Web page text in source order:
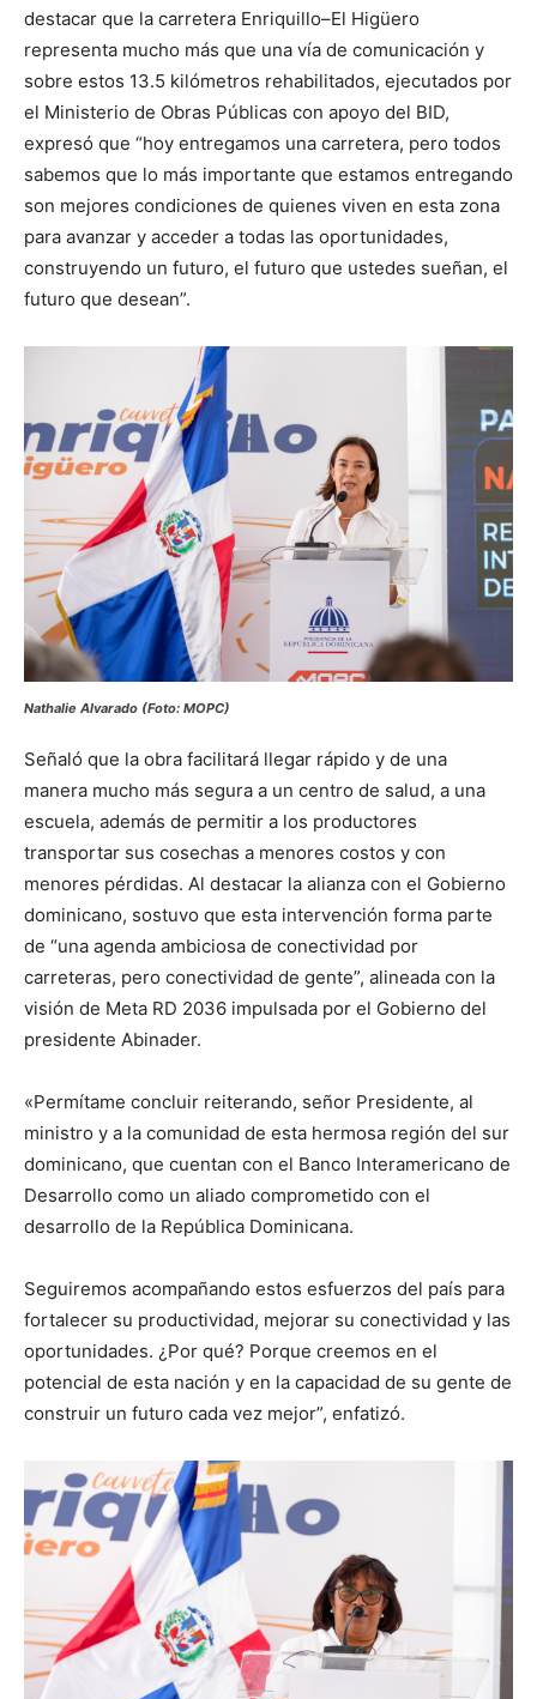
destacar que la carretera Enriquillo–El Higüero
representa mucho más que una vía de comunicación y
sobre estos 13.5 kilómetros rehabilitados, ejecutados por
el Ministerio de Obras Públicas con apoyo del BID,
expresó que “hoy entregamos una carretera, pero todos
sabemos que lo más importante que estamos entregando
son mejores condiciones de quienes viven en esta zona
para avanzar y acceder a todas las oportunidades,
construyendo un futuro, el futuro que ustedes sueñan, el
futuro que desean”.
Nathalie Alvarado (Foto: MOPC)
Señaló que la obra facilitará llegar rápido y de una
manera mucho más segura a un centro de salud, a una
escuela, además de permitir a los productores
transportar sus cosechas a menores costos y con
menores pérdidas. Al destacar la alianza con el Gobierno
dominicano, sostuvo que esta intervención forma parte
de “una agenda ambiciosa de conectividad por
carreteras, pero conectividad de gente”, alineada con la
visión de Meta RD 2036 impulsada por el Gobierno del
presidente Abinader.
«Permítame concluir reiterando, señor Presidente, al
ministro y a la comunidad de esta hermosa región del sur
dominicano, que cuentan con el Banco Interamericano de
Desarrollo como un aliado comprometido con el
desarrollo de la República Dominicana.
Seguiremos acompañando estos esfuerzos del país para
fortalecer su productividad, mejorar su conectividad y las
oportunidades. ¿Por qué? Porque creemos en el
potencial de esta nación y en la capacidad de su gente de
construir un futuro cada vez mejor”, enfatizó.